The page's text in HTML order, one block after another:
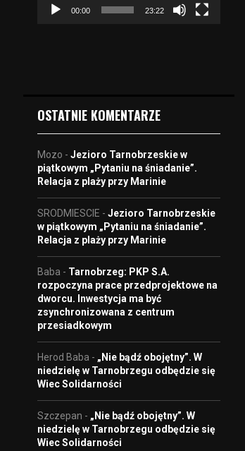
e
o
00:00 23:22
OSTATNIE KOMENTARZE
Mozo - Jezioro Tarnobrzeskie w
piątkowym „Pytaniu na śniadanie”.
Relacja z plaży przy Marinie
SRODMIESCIE - Jezioro Tarnobrzeskie
w piątkowym „Pytaniu na śniadanie”.
Relacja z plaży przy Marinie
Baba - Tarnobrzeg: PKP S.A.
rozpoczyna prace przedprojektowe na
dworcu. Inwestycja ma być
zsynchronizowana z centrum
przesiadkowym
Herod Baba - „Nie bądź obojętny”. W
niedzielę w Tarnobrzegu odbędzie się
Wiec Solidarności
Szczepan - „Nie bądź obojętny”. W
niedzielę w Tarnobrzegu odbędzie się
Wiec Solidarności